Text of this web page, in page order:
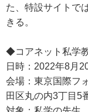
た、特設サイトで
きる。
◆コアネット私学
日時：2022年8月
会場：東京国際フ
田区丸の内3丁目5